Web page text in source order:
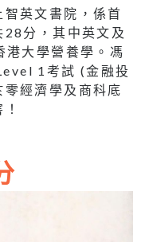
英文書院，係首
分，其中英文及
大學營養學。馮
1考試 (金融投
經濟學及商科底